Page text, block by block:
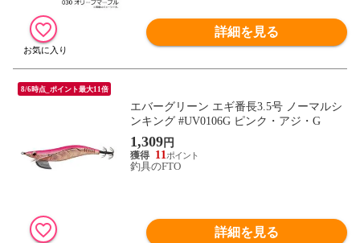
詳細を見る
8/6時点_ポイント最大11倍
エバーグリーン エギ番長3.5号 ノーマルシ
ンキング #UV0106G ピンク・アジ・G
1,309円
11
釣具のFTO
詳細を見る